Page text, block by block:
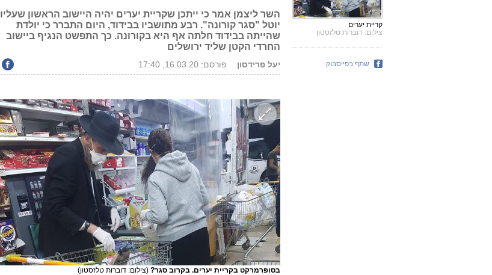
השר ליצמן אמר כי ייתכן שקריית יערים יהיה היישוב הראשון שעליו
יוטל "סגר קורונה". רבע מתושביו בבידוד, היום התברר כי יולדת
שהייתה בבידוד חלתה אף היא בקורונה. כך התפשט הנגיף ביישוב
החרדי הקטן שליד ירושלים
יעל פרידסון פורסם: 16.03.20, 17:40
בסופרמרקט בקריית יערים. בקרוב סגר? (צילום: דוברות טלזסטון)
קריית יערים
צילום: דוברות טלזסטון
שתף בפייסבוק